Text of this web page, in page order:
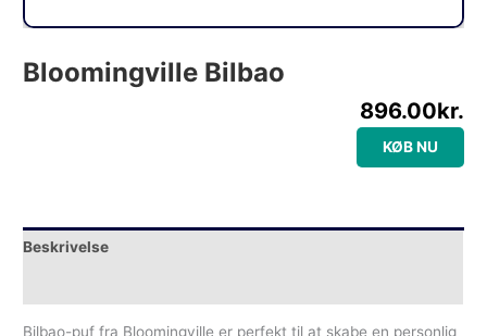
Bloomingville Bilbao
896.00kr.
KØB NU
Beskrivelse
Bilbao-puf fra Bloomingville er perfekt til at skabe en personlig